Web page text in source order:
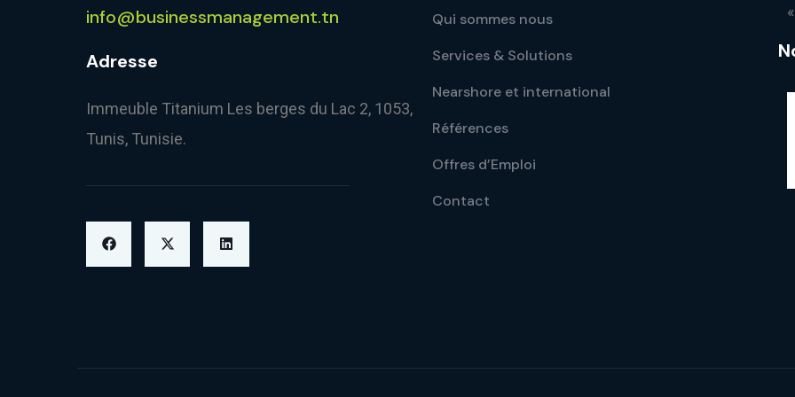
info@businessmanagement.tn
Adresse
Immeuble Titanium Les berges du Lac 2, 1053,
Tunis, Tunisie.
Qui sommes nous
Services & Solutions
Nearshore et international
Références
Offres d’Emploi
Contact